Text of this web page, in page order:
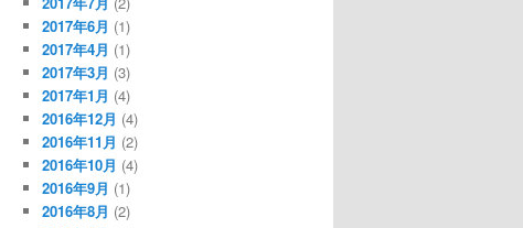
2017年6月 (1)
2017年4月 (1)
2017年3月 (3)
2017年1月 (4)
2016年12月 (4)
2016年11月 (2)
2016年10月 (4)
2016年9月 (1)
2016年8月 (2)